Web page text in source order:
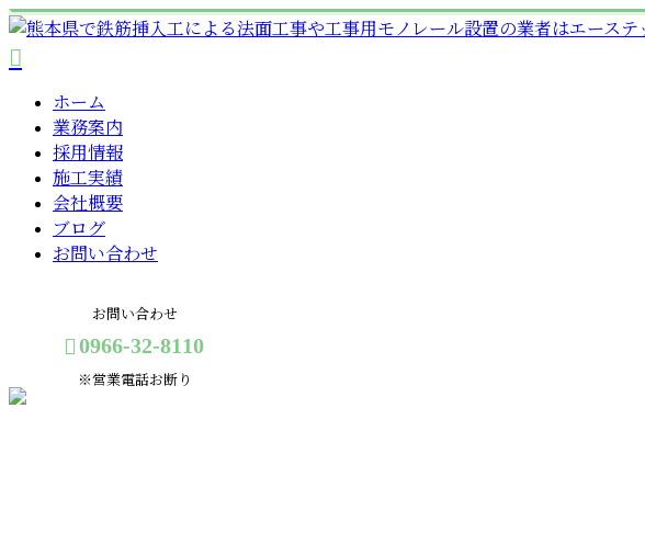
ホーム
業務案内
採用情報
施工実績
会社概要
ブログ
お問い合わせ
お問い合わせ
0966-32-8110
※営業電話お断り